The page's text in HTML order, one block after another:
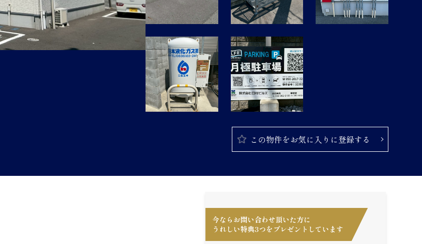
この物件をお気に入りに登録する
今ならお問い合わせ頂いた方に
うれしい特典3つをプレゼントしています